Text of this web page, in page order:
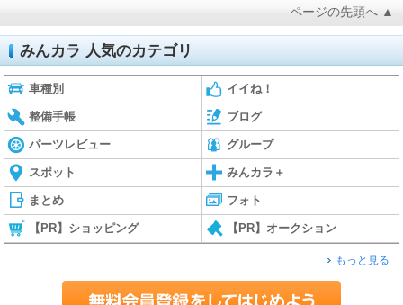
ページの先頭へ ▲
みんカラ 人気のカテゴリ
車種別 イイね！
整備手帳 ブログ
パーツレビュー グループ
スポット みんカラ＋
まとめ フォト
【PR】ショッピング 【PR】オークション
もっと見る